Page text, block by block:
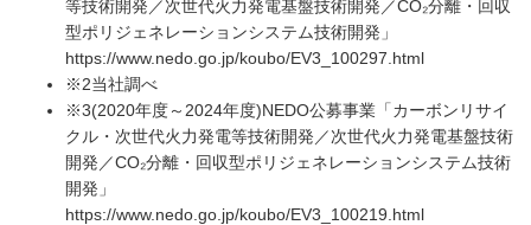
等技術開発／次世代火力発電基盤技術開発／CO₂分離・回収
型ポリジェネレーションシステム技術開発」
https://www.nedo.go.jp/koubo/EV3_100297.html
※2当社調べ
※3(2020年度～2024年度)NEDO公募事業「カーボンリサイ
クル・次世代火力発電等技術開発／次世代火力発電基盤技術
開発／CO₂分離・回収型ポリジェネレーションシステム技術
開発」
https://www.nedo.go.jp/koubo/EV3_100219.html